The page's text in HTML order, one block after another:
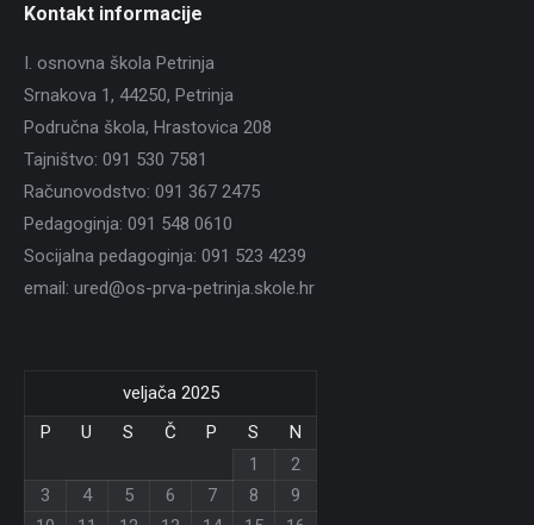
Kontakt informacije
I. osnovna škola Petrinja
Srnakova 1, 44250, Petrinja
Područna škola, Hrastovica 208
Tajništvo: 091 530 7581
Računovodstvo: 091 367 2475
Pedagoginja: 091 548 0610
Socijalna pedagoginja: 091 523 4239
email: ured@os-prva-petrinja.skole.hr
veljača 2025
P
U S Č P S
N
1
2
3
4 5 6 7 8
9